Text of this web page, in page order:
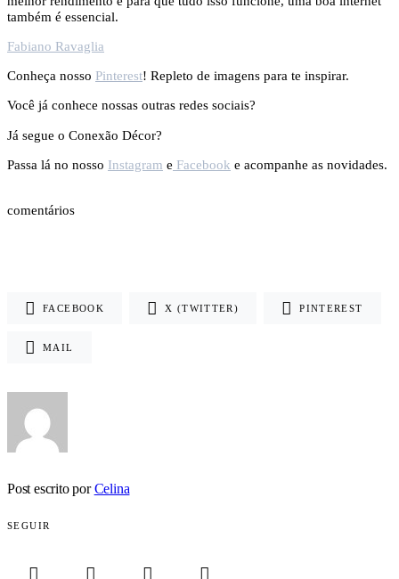
também é essencial.
Fabiano Ravaglia
Conheça nosso Pinterest! Repleto de imagens para te inspirar.
Você já conhece nossas outras redes sociais?
Já segue o Conexão Décor?
Passa lá no nosso Instagram e Facebook e acompanhe as novidades.
comentários
FACEBOOK X (TWITTER) PINTEREST
MAIL
Post escrito por Celina
SEGUIR